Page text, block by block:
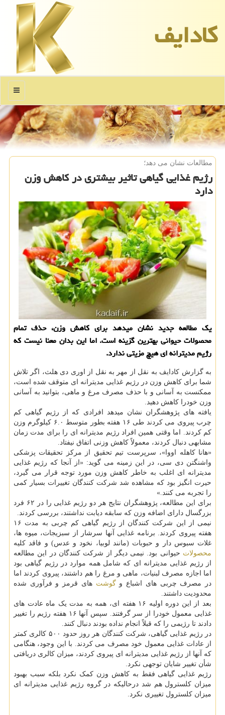
كادایف
منو
مطالعات نشان می دهد؛
رژیم غذایی گیاهی تاثیر بیشتری در كاهش وزن
دارد
یک مطالعه جدید نشان میدهد برای کاهش وزن، حذف تمام
محصولات حیوانی بهترین گزینه است. اما این بدان معنا نیست که
رژیم مدیترانه ای هیچ مزیتی ندارد.
به گزارش کادایف به نقل از مهر به نقل از اوری دی هلث، اگر تلاش
شما برای کاهش وزن در رژیم غذایی مدیترانه ای متوقف شده است،
ممکنست به آسانی و با حذف مصرف مرغ و ماهی، بتوانید به آسانی
وزن خودرا کاهش دهید.
یافته های پژوهشگران نشان میدهد افرادی که از رژیم گیاهی کم
چرب پیروی می کردند طی ۱۶ هفته بطور متوسط ۶.۰ کیلوگرم وزن
کم کردند. اما وقتی همین افراد رژیم مدیترانه ای را برای مدت زمان
مشابهی دنبال کردند، معمولاً کاهش وزنی اتفاق نیفتاد.
«هانا کاهله اووا»، سرپرست تیم تحقیق از مرکز تحقیقات پزشکی
واشنگتن دی سی، در این زمینه می گوید: «از آنجا که رژیم غذایی
مدیترانه ای اغلب به خاطر کاهش وزن مورد توجه قرار می گیرد،
حیرت انگیز بود که مشاهده شد شرکت کنندگان تغییرات بسیار کمی
را تجربه می کنند.»
برای این مطالعه، پژوهشگران نتایج هر دو رژیم غذایی را در ۶۲ فرد
بزرگسال دارای اضافه وزن که سابقه دیابت نداشتند، بررسی کردند.
نیمی از این شرکت کنندگان از رژیم گیاهی کم چربی به مدت ۱۶
هفته پیروی کردند. برنامه غذایی آنها سرشار از سبزیجات، میوه ها،
غلات سبوس دار و حبوبات (مانند لوبیا، نخود و عدس) و فاقد کلیه
محصولات حیوانی بود. نیمی دیگر از شرکت کنندگان در این مطالعه
از رژیم غذایی مدیترانه ای که شامل همه موارد در رژیم گیاهی بود
اما اجازه مصرف لبنیات، ماهی و مرغ را هم داشتند، پیروی کردند اما
در مصرف چربی های اشباع وگوشت های قرمز و فرآوری شده
محدودیت داشتند.
بعد از این دوره اولیه ۱۶ هفته ای، همه به مدت یک ماه عادت های
غذایی معمول خودرا از سر گرفتند. سپس آنها ۱۶ هفته رژیم را تغییر
دادند تا رژیمی را که قبلاً انجام نداده بودند دنبال کنند.
در رژیم غذایی گیاهی، شرکت کنندگان هر روز حدود ۵۰۰ کالری کمتر
از عادات غذایی معمول خود مصرف می کردند. با این وجود، هنگامی
که آنها از رژیم غذایی مدیترانه ای پیروی کردند، میزان کالری دریافتی
شأن تغییر شایان توجهی نکرد.
رژیم غذایی گیاهی فقط به کاهش وزن کمک نکرد بلکه سبب بهبود
میزان کلسترول هم شد درحالیکه در گروه رژیم غذایی مدیترانه ای
میزان کلسترول تغییری نکرد.